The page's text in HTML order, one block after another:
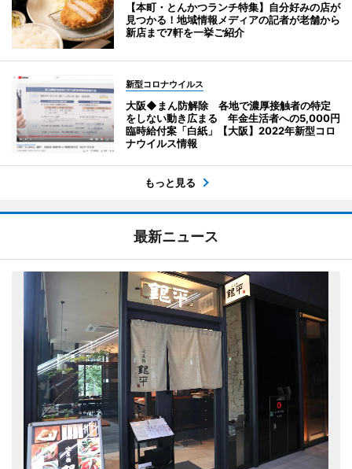
【本町・とんかつランチ特集】自分好みの店が
見つかる！地域情報メディアの記者が老舗から
新店まで7軒を一挙ご紹介
新型コロナウイルス
大阪◆まん防解除 各地で濃厚接触者の特定
をしない動き広まる 年金生活者への5,000円
臨時給付案「白紙」【大阪】2022年新型コロ
ナウイルス情報
もっと見る
最新ニュース